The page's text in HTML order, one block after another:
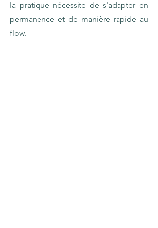
la pratique nécessite de s'adapter en
permanence et de manière rapide au
flow.